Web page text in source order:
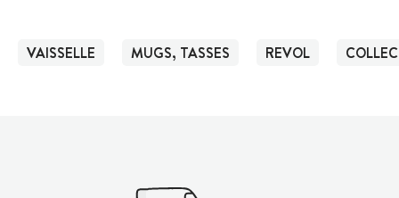
VAISSELLE MUGS, TASSES REVOL